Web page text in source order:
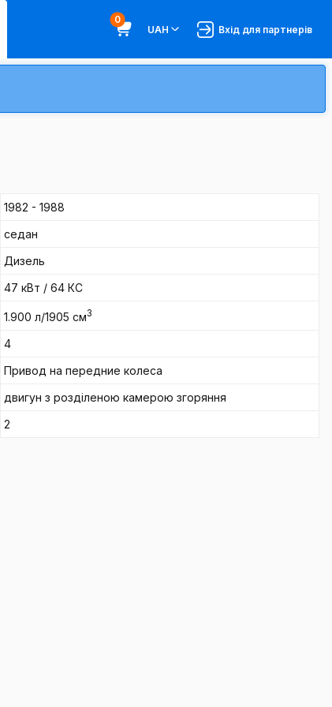
0
UAH
Вхід для партнерів
1982 - 1988
седан
Дизель
47 кВт / 64 КС
1.900 л/1905 см3
4
Привод на передние колеса
двигун з розділеною камерою згоряння
2